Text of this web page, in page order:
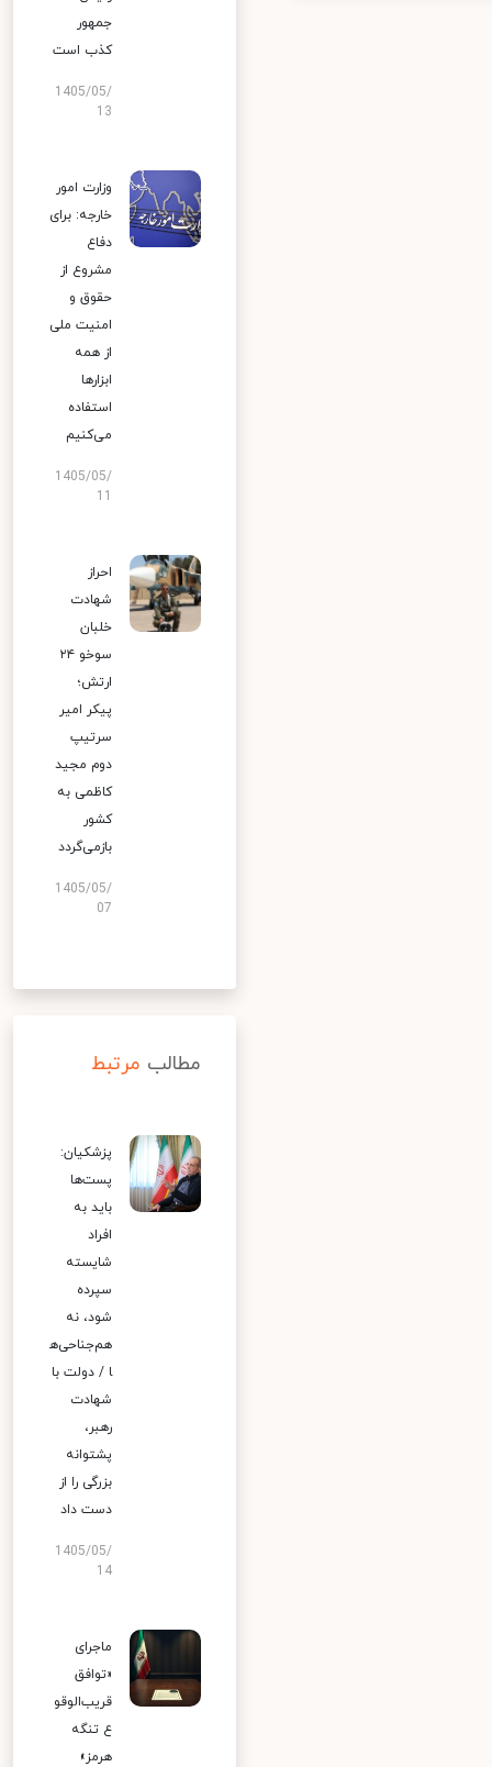
جمهور
کذب است
1405/05/
13
وزارت امور
خارجه: برای
دفاع
مشروع از
حقوق و
امنیت ملی
از همه
ابزارها
استفاده
می‌کنیم
1405/05/
احراز
شهادت
خلبان
سوخو ۲۴
ارتش؛
پیکر امیر
سرتیپ
دوم مجید
کاظمی به
کشور
بازمی‌گردد
1405/05/
07
مطالب مرتبط
پزشکیان:
پست‌ها
باید به
افراد
شایسته
سپرده
شود، نه
هم‌جناحی‌ه
ا / دولت با
شهادت
رهبر،
پشتوانه
بزرگی را از
دست داد
1405/05/
14
ماجرای
«توافق
قریب‌الوقو
ع تنگه
هرمز»